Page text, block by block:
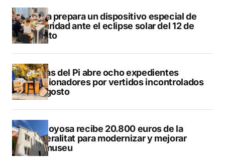
Xàbia prepara un dispositivo especial de
seguridad ante el eclipse solar del 12 de
agosto
L’Alfàs del Pi abre ocho expedientes
sancionadores por vertidos incontrolados
en agosto
Villajoyosa recibe 20.800 euros de la
Generalitat para modernizar y mejorar
Vilamuseu